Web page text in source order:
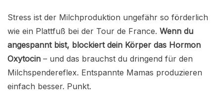
Stress ist der Milchproduktion ungefähr so förderlich
wie ein Plattfuß bei der Tour de France. Wenn du
angespannt bist, blockiert dein Körper das Hormon
Oxytocin – und das brauchst du dringend für den
Milchspendereflex. Entspannte Mamas produzieren
einfach besser. Punkt.